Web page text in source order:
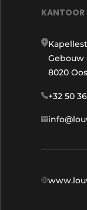
KANTOOR
Gebouw
8020
+32 50